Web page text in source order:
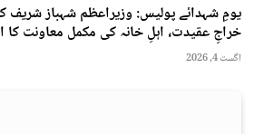
یومِ شہدائے پولیس: وزیراعظم شہباز شریف
خراجِ عقیدت، اہلِ خانہ کی مکمل معاونت کا
اگست 4, 2026